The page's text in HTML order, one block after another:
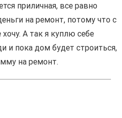
приличная, все равно
на ремонт, потому что с
А так я куплю себе
и пока дом будет строиться,
на ремонт.